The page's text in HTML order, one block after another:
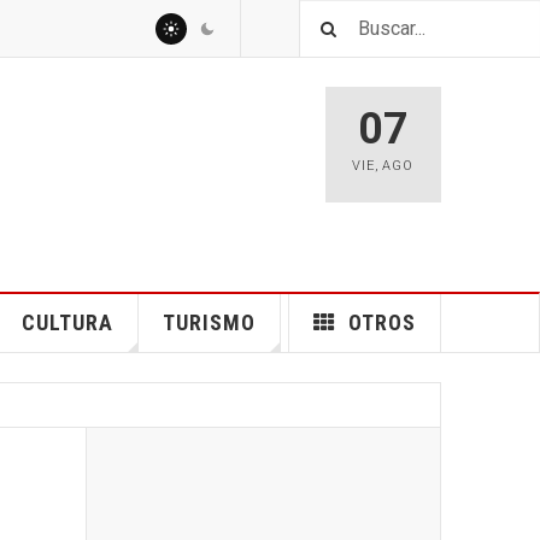
07
VIE,AGO
CULTURA TURISMO OTROS